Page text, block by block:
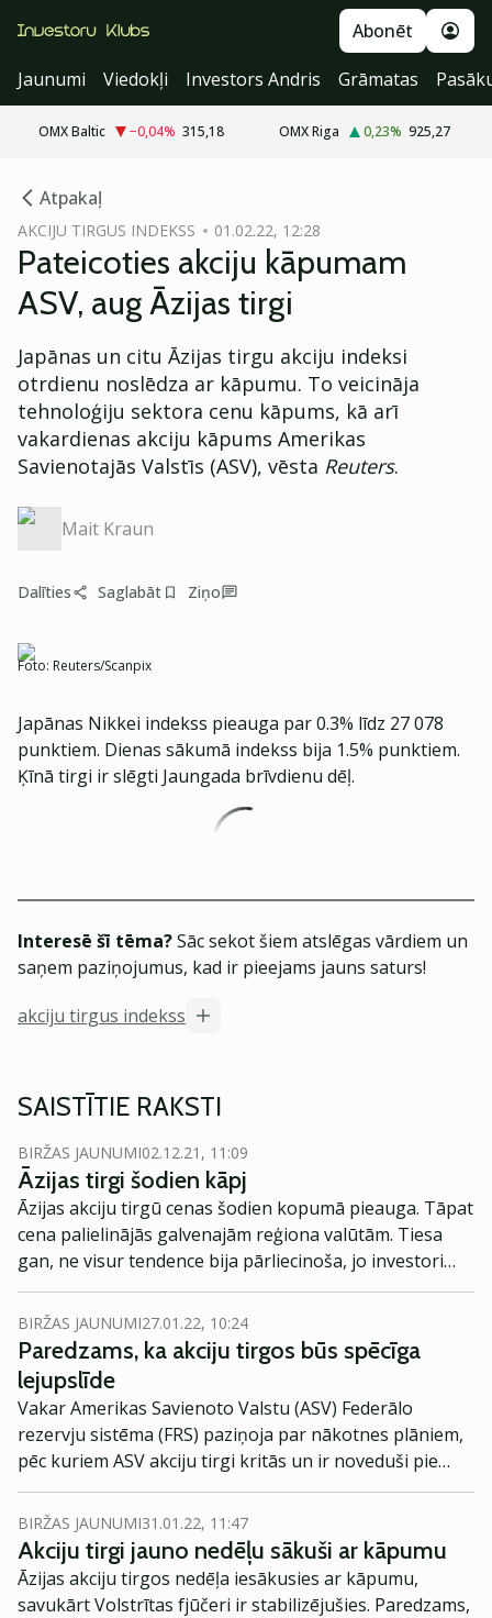
Abonēt
Jaunumi
Viedokļi Investors Andris Grāmatas
OMX Baltic −0,04% 315,18 OMX Riga 0,23% 925,27
Atpakaļ
AKCIJU TIRGUS INDEKSS 01.02.22, 12:28
Pateicoties akciju kāpumam
ASV, aug Āzijas tirgi
Japānas un citu Āzijas tirgu akciju indeksi
otrdienu noslēdza ar kāpumu. To veicināja
tehnoloģiju sektora cenu kāpums, kā arī
vakardienas akciju kāpums Amerikas
Savienotajās Valstīs (ASV), vēsta Reuters.
Mait Kraun
Dalīties Saglabāt Ziņo
Foto: Reuters/Scanpix
Japānas Nikkei indekss pieauga par 0.3% līdz 27 078
punktiem. Dienas sākumā indekss bija 1.5% punktiem.
Ķīnā tirgi ir slēgti Jaungada brīvdienu dēļ.
Interesē šī tēma?Sāc sekot šiem atslēgas vārdiem un
saņem paziņojumus, kad ir pieejams jauns saturs!
akciju tirgus indekss
SAISTĪTIE RAKSTI
BIRŽAS JAUNUMI02.12.21, 11:09
Āzijas tirgi šodien kāpj
Āzijas akciju tirgū cenas šodien kopumā pieauga. Tāpat
cena palielinājās galvenajām reģiona valūtām. Tiesa
gan, ne visur tendence bija pārliecinoša, jo investori
joprojām gaida plašāku informāciju par jauno Covid-19
vīrusa variantu, ziņo Reuters.
BIRŽAS JAUNUMI27.01.22, 10:24
Paredzams, ka akciju tirgos būs spēcīga
lejupslīde
Vakar Amerikas Savienoto Valstu (ASV) Federālo
rezervju sistēma (FRS) paziņoja par nākotnes plāniem,
pēc kuriem ASV akciju tirgi kritās un ir noveduši pie
lielāka krituma gan Āzijas tirgos, gan šodienas akciju
fjūčeru līgumos Eiropā un ASV.
BIRŽAS JAUNUMI31.01.22, 11:47
Akciju tirgi jauno nedēļu sākuši ar kāpumu
Āzijas akciju tirgos nedēļa iesākusies ar kāpumu,
savukārt Volstrītas fjūčeri ir stabilizējušies. Paredzams,